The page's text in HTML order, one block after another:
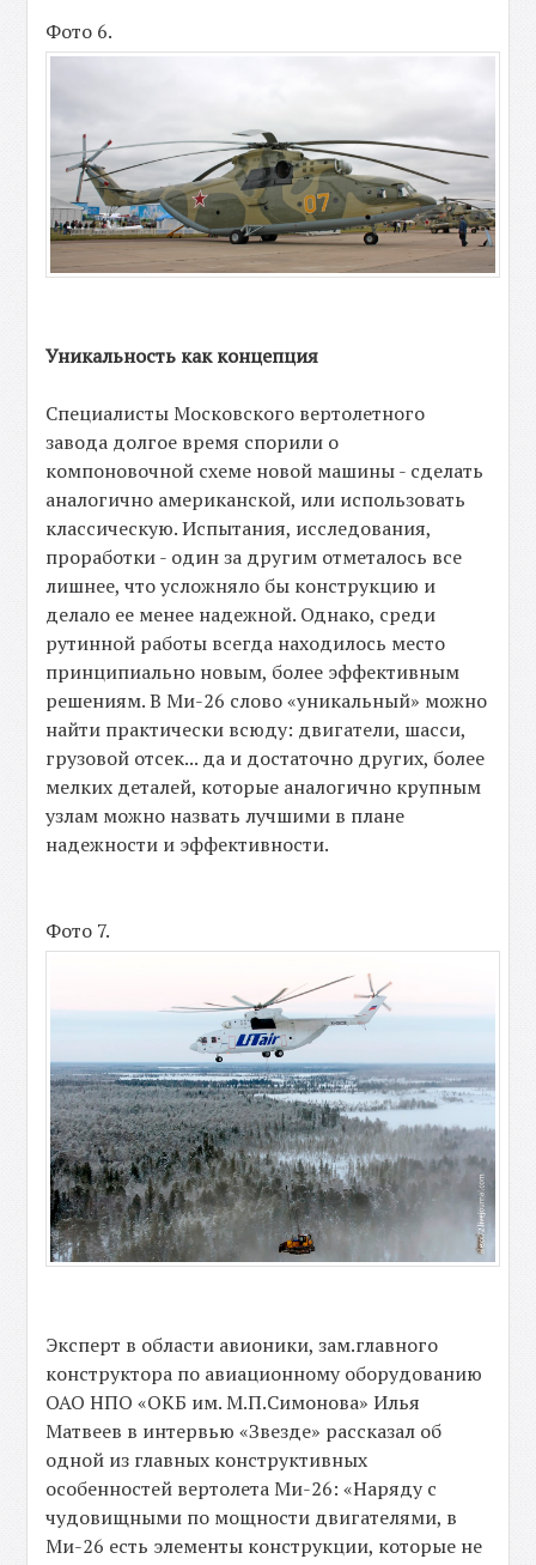
Фото 6.
Уникальность как концепция
Специалисты Московского вертолетного
завода долгое время спорили о
компоновочной схеме новой машины - сделать
аналогично американской, или использовать
классическую. Испытания, исследования,
проработки - один за другим отметалось все
лишнее, что усложняло бы конструкцию и
делало ее менее надежной. Однако, среди
рутинной работы всегда находилось место
принципиально новым, более эффективным
решениям. В Ми-26 слово «уникальный» можно
найти практически всюду: двигатели, шасси,
грузовой отсек... да и достаточно других, более
мелких деталей, которые аналогично крупным
узлам можно назвать лучшими в плане
надежности и эффективности.
Фото 7.
Эксперт в области авионики, зам.главного
конструктора по авиационному оборудованию
ОАО НПО «ОКБ им. М.П.Симонова» Илья
Матвеев в интервью «Звезде» рассказал об
одной из главных конструктивных
особенностей вертолета Ми-26: «Наряду с
чудовищными по мощности двигателями, в
Ми-26 есть элементы конструкции, которые не